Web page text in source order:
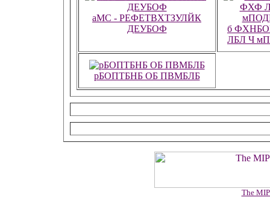
аМС - РЕФЕТВХТЗУЛЙК
ДЕУБОФ
б
ЛБЛ Ч
рБОПТБНБ ОБ ПВМБЛБ
The